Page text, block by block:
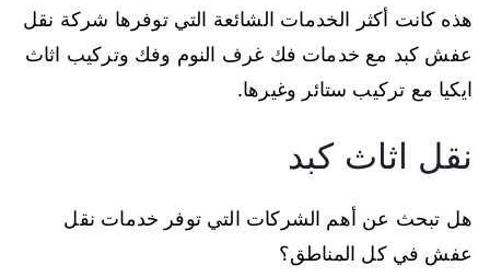
هذه كانت أكثر الخدمات الشائعة التي توفرها شركة نقل
عفش كبد مع خدمات فك غرف النوم وفك وتركيب اثاث
ايكيا مع تركيب ستائر وغيرها.
نقل اثاث كبد
هل تبحث عن أهم الشركات التي توفر خدمات نقل
عفش في كل المناطق؟